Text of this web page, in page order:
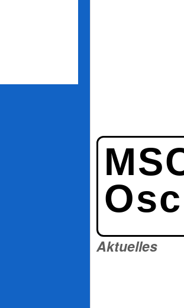
Aktuelles